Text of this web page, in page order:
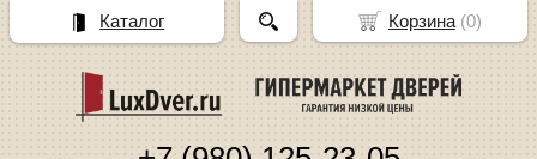
Корзина(0)
Каталог